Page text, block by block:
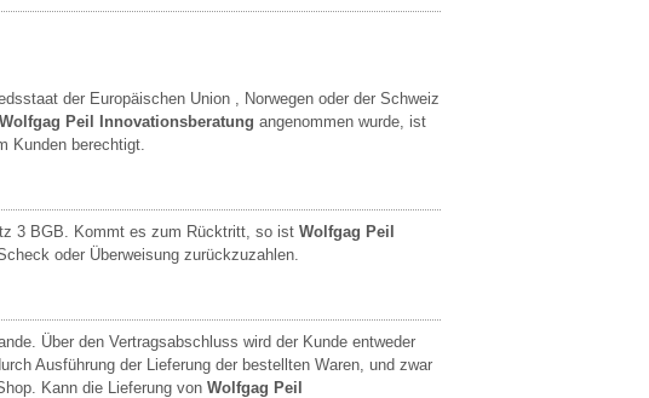
der Europäischen Union , Norwegen oder der Schweiz
Wolfgag Peil Innovationsberatung angenommen wurde, ist
Kunden berechtigt.
3 BGB. Kommt es zum Rücktritt, so ist Wolfgag Peil
oder Überweisung zurückzuzahlen.
Über den Vertragsabschluss wird der Kunde entweder
Ausführung der Lieferung der bestellten Waren, und zwar
Kann die Lieferung von Wolfgag Peil